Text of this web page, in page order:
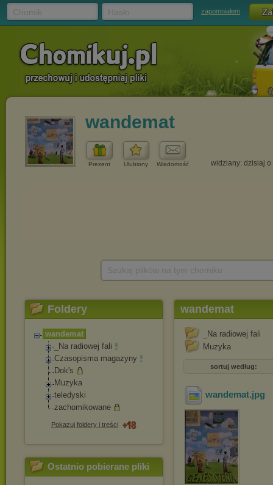
zapomniałem
wandemat
Prezent Ulubiony Wiadomość widziany: dzisiaj o
Foldery
wandemat
_Na radiowej fali
Czasopisma magazyny
Dok's
Muzyka
teledyski
zachomikowane
Pokazuj foldery i treści
Ostatnio pobierane pliki
wandemat
_Na radiowej fali
Muzyka
sortuj według:
wandemat.jpg